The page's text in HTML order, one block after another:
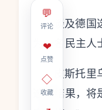
💬
评论
❤
点赞
◇
收藏
谈及德
为一名民主人
皮斯托
选举结果，